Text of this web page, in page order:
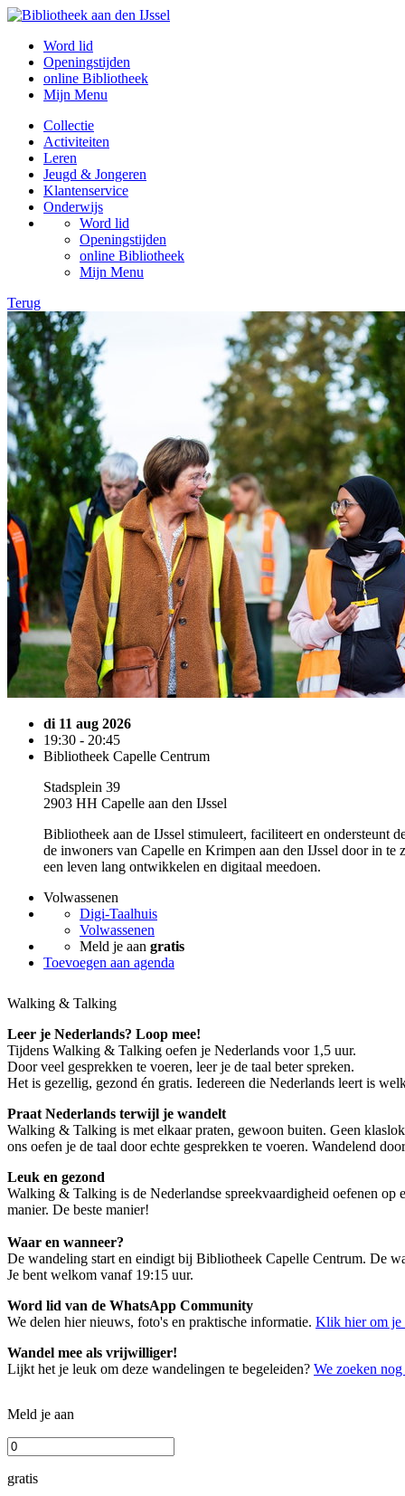
Word lid
Openingstijden
online Bibliotheek
Mijn Menu
Collectie
Activiteiten
Leren
Jeugd & Jongeren
Klantenservice
Onderwijs
Word lid
Openingstijden
online Bibliotheek
Mijn Menu
Terug
di 11 aug 2026
19:30 - 20:45
Bibliotheek Capelle Centrum
Stadsplein 39
2903 HH Capelle aan den IJssel
Bibliotheek aan de IJssel stimuleert, faciliteert en ondersteunt
de inwoners van Capelle en Krimpen aan den IJssel door in te
een leven lang ontwikkelen en digitaal meedoen.
Volwassenen
Digi-Taalhuis
Volwassenen
Meld je aan gratis
Toevoegen aan agenda
Walking & Talking
Leer je Nederlands? Loop mee!
Tijdens Walking & Talking oefen je Nederlands voor 1,5 uur.
Door veel gesprekken te voeren, leer je de taal beter spreken.
Het is gezellig, gezond én gratis. Iedereen die Nederlands leert is
Praat Nederlands terwijl je wandelt
Walking & Talking is met elkaar praten, gewoon buiten. Geen
ons oefen je de taal door echte gesprekken te voeren. Wandelend
Leuk en gezond
Walking & Talking is de Nederlandse spreekvaardigheid oefenen op
manier. De beste manier!
Waar en wanneer?
De wandeling start en eindigt bij Bibliotheek Capelle Centrum. De
Je bent welkom vanaf 19:15 uur.
Word lid van de WhatsApp Community
We delen hier nieuws, foto's en praktische informatie. Klik hier om je
Wandel mee als vrijwilliger!
Lijkt het je leuk om deze wandelingen te begeleiden? We zoeken
Meld je aan
gratis